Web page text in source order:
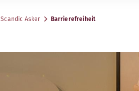
Scandic Asker Barrierefreiheit